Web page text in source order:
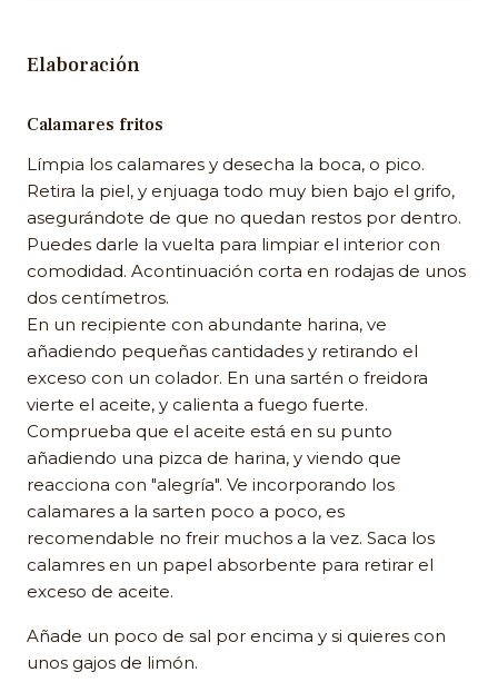
Elaboración
Calamares fritos
Límpia los calamares y desecha la boca, o pico.
Retira la piel, y enjuaga todo muy bien bajo el grifo,
asegurándote de que no quedan restos por dentro.
Puedes darle la vuelta para limpiar el interior con
comodidad. Acontinuación corta en rodajas de unos
dos centímetros.
En un recipiente con abundante harina, ve
añadiendo pequeñas cantidades y retirando el
exceso con un colador. En una sartén o freidora
vierte el aceite, y calienta a fuego fuerte.
Comprueba que el aceite está en su punto
añadiendo una pizca de harina, y viendo que
reacciona con "alegría". Ve incorporando los
calamares a la sarten poco a poco, es
recomendable no freir muchos a la vez. Saca los
calamres en un papel absorbente para retirar el
exceso de aceite.
Añade un poco de sal por encima y si quieres con
unos gajos de limón.